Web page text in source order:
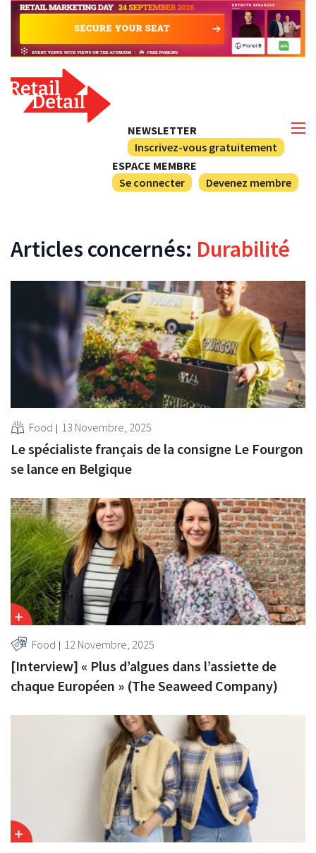
NEWSLETTER
Inscrivez-vous gratuitement
ESPACE MEMBRE
Se connecter
Devenez membre
Articles concernés: Durabilité
Food 13 Novembre, 2025
Le spécialiste français de la consigne Le Fourgon
se lance en Belgique
Food 12 Novembre, 2025
[Interview] « Plus d’algues dans l’assiette de
chaque Européen » (The Seaweed Company)